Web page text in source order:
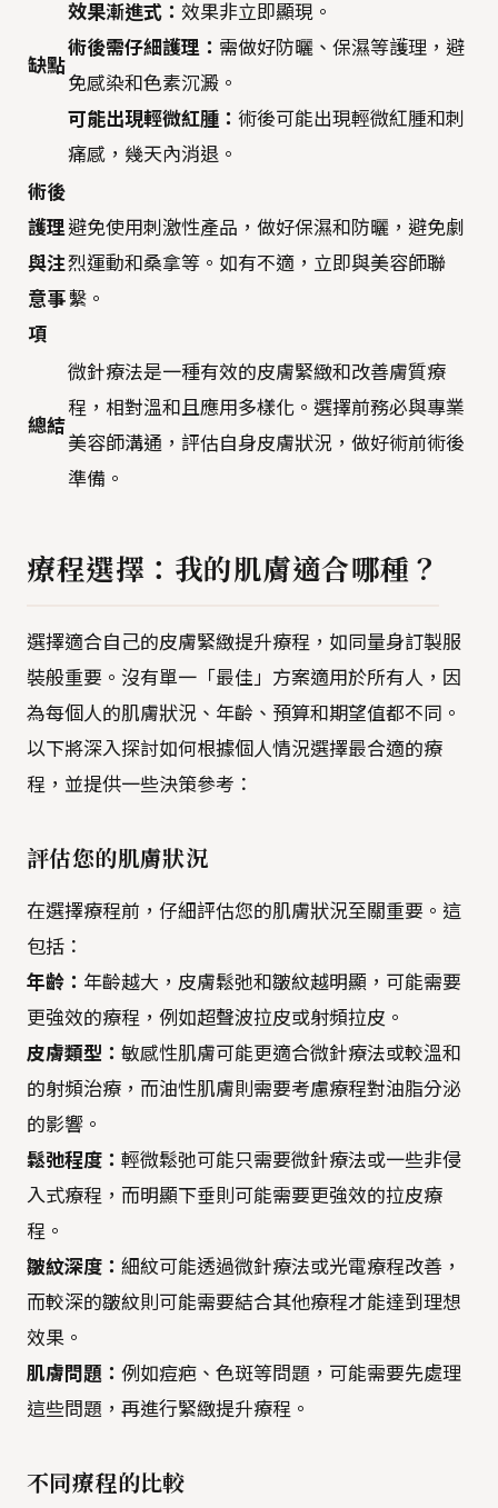
缺點
效果漸進式： 效果非立即顯現。
術後需仔細護理： 需做好防曬、保濕等護理，避
免感染和色素沉澱。
可能出現輕微紅腫： 術後可能出現輕微紅腫和刺
痛感，幾天內消退。
術後
護理
與注
意事
項
避免使用刺激性產品，做好保濕和防曬，避免劇
烈運動和桑拿等。如有不適，立即與美容師聯
繫。
總結
微針療法是一種有效的皮膚緊緻和改善膚質療
程，相對溫和且應用多樣化。選擇前務必與專業
美容師溝通，評估自身皮膚狀況，做好術前術後
準備。
療程選擇：我的肌膚適合哪種？
選擇適合自己的皮膚緊緻提升療程，如同量身訂製服
裝般重要。沒有單一「最佳」方案適用於所有人，因
為每個人的肌膚狀況、年齡、預算和期望值都不同。
以下將深入探討如何根據個人情況選擇最合適的療
程，並提供一些決策參考：
評估您的肌膚狀況
在選擇療程前，仔細評估您的肌膚狀況至關重要。這
包括：
年齡： 年齡越大，皮膚鬆弛和皺紋越明顯，可能需要
更強效的療程，例如超聲波拉皮或射頻拉皮。
皮膚類型： 敏感性肌膚可能更適合微針療法或較溫和
的射頻治療，而油性肌膚則需要考慮療程對油脂分泌
的影響。
鬆弛程度： 輕微鬆弛可能只需要微針療法或一些非侵
入式療程，而明顯下垂則可能需要更強效的拉皮療
程。
皺紋深度： 細紋可能透過微針療法或光電療程改善，
而較深的皺紋則可能需要結合其他療程才能達到理想
效果。
肌膚問題： 例如痘疤、色斑等問題，可能需要先處理
這些問題，再進行緊緻提升療程。
不同療程的比較